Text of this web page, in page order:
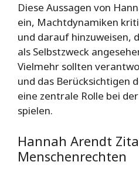
Diese Aussagen von
ein, Machtdynamiken
und darauf hinzuweisen,
als Selbstzweck
Vielmehr sollten
und das Berücksichtigen
eine zentrale Rolle bei
spielen.
Hannah Arendt
Menschenrechten